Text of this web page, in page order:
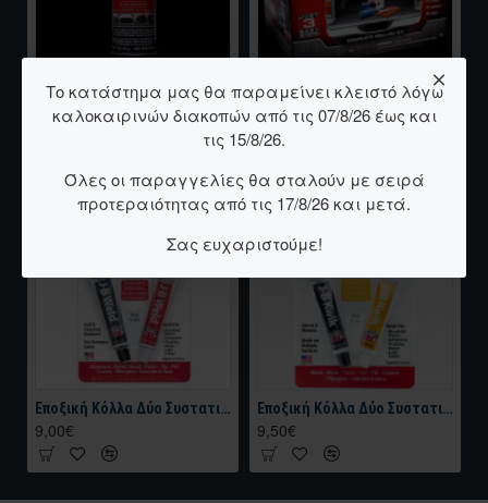
Το κατάστημα μας θα παραμείνει κλειστό λόγω
καλοκαιρινών διακοπών από τις 07/8/26 έως και
τις 15/8/26.
Όλες οι παραγγελίες θα σταλούν με σειρά
προτεραιότητας από τις 17/8/26 και μετά.
Σας ευχαριστούμε!
Προστατευτικό Πολυουρεθανικό Χρώμα HERCULINER BEDLINER Aerosol Truck Bed Coating 425gr Μαύρο
27,00€ Προστατευτικό Πολυουρεθανικό Χρώμα HERCULINER Roll-On Bed Liner Kit 4kg Μαύρο
175,00€
Εποξική Κόλλα Δύο Συστατικών J-B WELD™ TWIN TUBE – 2 OZ Σκουρο Γκρι 56.8 gr
9,00€
Εποξική Κόλλα Δύο Συστατικών J-B WELD KWIKWELD™ TWIN TUBE – 56.8 gr Σκούρο Γκρι
9,50€